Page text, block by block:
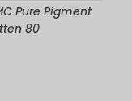
Pure Pigment
80